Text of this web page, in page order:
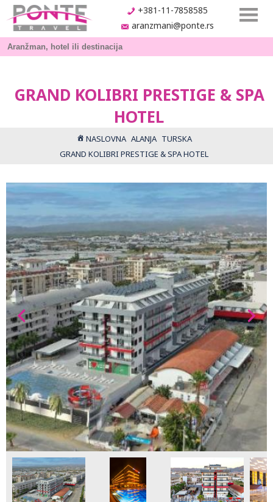
+381-11-7858585
aranzmani@ponte.rs
GRAND KOLIBRI PRESTIGE & SPA
HOTEL
NASLOVNA ALANJA TURSKA
GRAND KOLIBRI PRESTIGE & SPA HOTEL